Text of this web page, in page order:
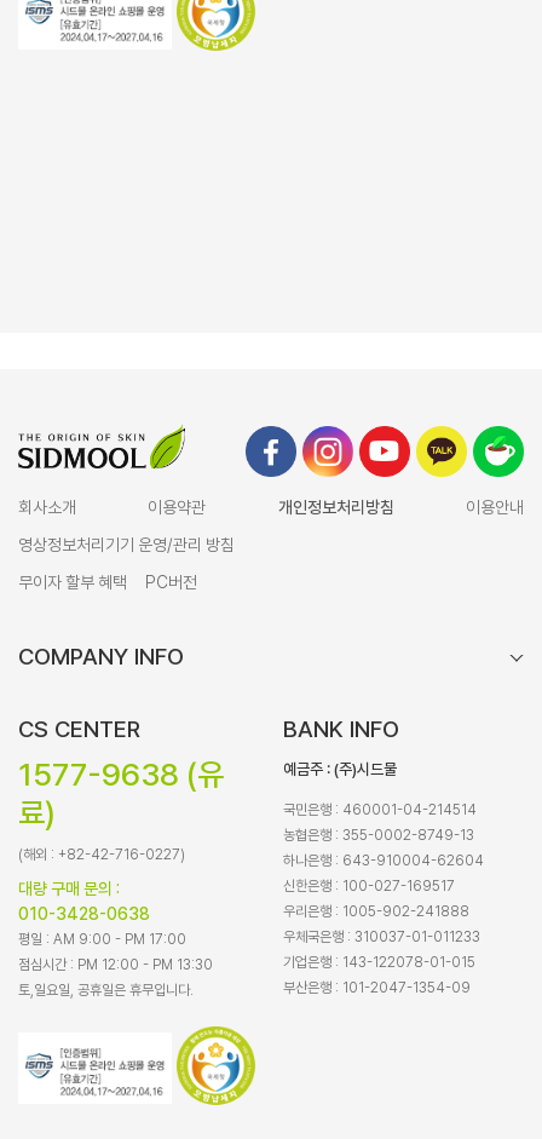
회사소개 이용약관 개인정보처리방침
이용안내
영상정보처리기기 운영/관리 방침
무이자 할부 혜택
PC버전
COMPANY INFO
CS CENTER
1577-9638 (유
료)
(해외 : +82-42-716-0227)
대량 구매 문의 :
010-3428-0638
평일 : AM 9:00 - PM 17:00
점심시간 : PM 12:00 - PM 13:30
토,일요일, 공휴일은 휴무입니다.
BANK INFO
예금주 : (주)시드물
국민은행 : 460001-04-214514
농협은행 : 355-0002-8749-13
하나은행 : 643-910004-62604
신한은행 : 100-027-169517
우리은행 : 1005-902-241888
우체국은행 : 310037-01-011233
기업은행 : 143-122078-01-015
부산은행 : 101-2047-1354-09